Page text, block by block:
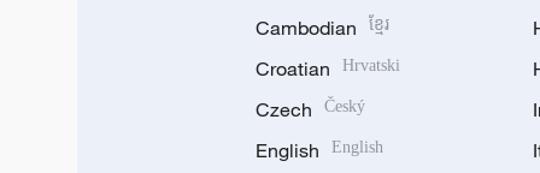
Cambodian ខ្មែរ
Croatian Hrvatski
Czech Český
English English